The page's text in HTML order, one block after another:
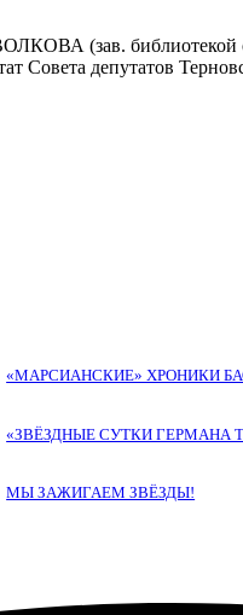
(зав. библиотекой
депутатов
«МАРСИАНСКИЕ» ХРОНИКИ
«ЗВЁЗДНЫЕ СУТКИ ГЕРМАНА
МЫ ЗАЖИГАЕМ ЗВЁЗДЫ!